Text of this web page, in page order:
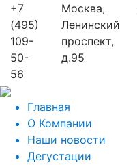
+7
(495)
109-
50-
56
Москва,
Ленинский
проспект,
д.95
Главная
О Компании
Наши новости
Дегустации